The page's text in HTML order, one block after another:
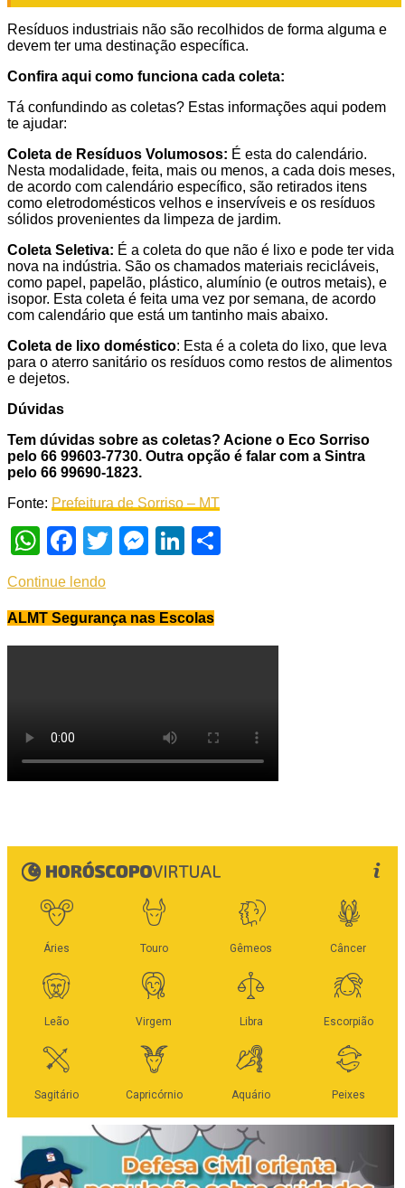
Resíduos industriais não são recolhidos de forma alguma e
devem ter uma destinação específica.
Confira aqui como funciona cada coleta:
Tá confundindo as coletas? Estas informações aqui podem
te ajudar:
Coleta de Resíduos Volumosos: É esta do calendário.
Nesta modalidade, feita, mais ou menos, a cada dois meses,
de acordo com calendário específico, são retirados itens
como eletrodomésticos velhos e inservíveis e os resíduos
sólidos provenientes da limpeza de jardim.
Coleta Seletiva: É a coleta do que não é lixo e pode ter vida
nova na indústria. São os chamados materiais recicláveis,
como papel, papelão, plástico, alumínio (e outros metais), e
isopor. Esta coleta é feita uma vez por semana, de acordo
com calendário que está um tantinho mais abaixo.
Coleta de lixo doméstico: Esta é a coleta do lixo, que leva
para o aterro sanitário os resíduos como restos de alimentos
e dejetos.
Dúvidas
Tem dúvidas sobre as coletas? Acione o Eco Sorriso
pelo 66 99603-7730. Outra opção é falar com a Sintra
pelo 66 99690-1823.
Fonte: Prefeitura de Sorriso – MT
WhatsApp
Facebook
TwitterMessenger
LinkedIn
Continue lendo
ALMT Segurança nas Escolas